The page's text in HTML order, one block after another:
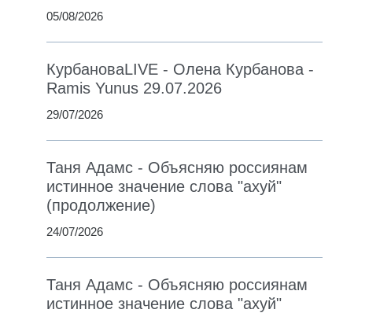
05/08/2026
КурбановаLIVE - Олена Курбанова -
Ramis Yunus 29.07.2026
29/07/2026
Таня Адамс - Объясняю россиянам
истинное значение слова "ахуй"
(продолжение)
24/07/2026
Таня Адамс - Объясняю россиянам
истинное значение слова "ахуй"